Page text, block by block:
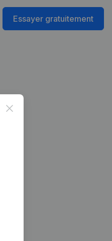
Essayer gratuitement
Close